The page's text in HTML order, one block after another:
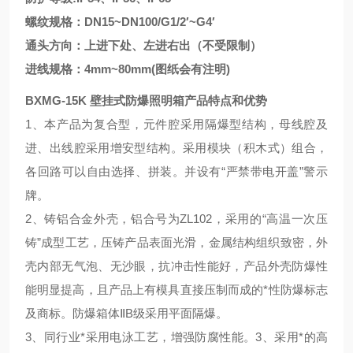
螺纹规格：DN15~DN100/G1/2′~G4′
通头方向：上进下处、左进右出（不受限制）
进线规格：4mm~80mm(图纸会有注明)
BXMG-15K 壁挂式防爆照明箱产品特点和优势
1、本产品为复合型，元件腔采用隔爆型结构，母线腔及
进、出线腔采用增安型结构。采用模块（积木式）组合，
各回路可以自由选择、拼装。并设有“严禁带电开盖”警示
牌。
2、铸铝合金外壳，铝合号为ZL102，采用的“高温一次压
铸”成型工艺，压铸产品表面光滑，金属结构组织致密，外
壳内部无气泡、无沙眼，抗冲击性能好，产品外壳防爆性
能明显提高，且产品上有模具直接压制而成的*性防爆标志
及商标。防爆箱体ⅡB级采用平面隔爆。
3、同行业*采用电泳工艺，增强防腐性能。3、采用*的高